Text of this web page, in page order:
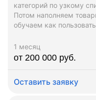
категорий по узкому
Потом наполняем
обучаем как
1 месяц
от 200 000 руб.
Оставить заявку